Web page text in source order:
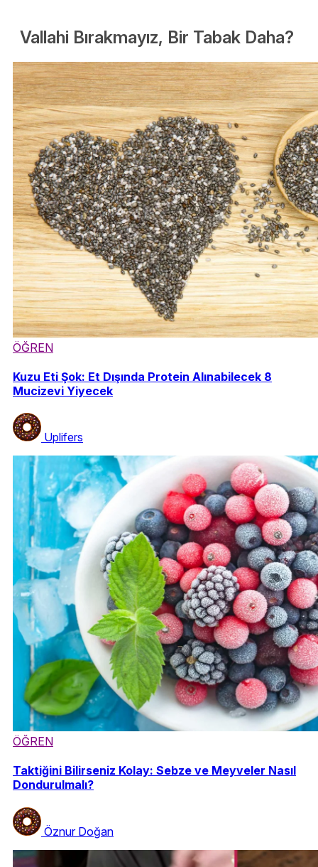
Vallahi Bırakmayız, Bir Tabak Daha?
ÖĞREN
Kuzu Eti Şok: Et Dışında Protein Alınabilecek 8
Mucizevi Yiyecek
Uplifers
ÖĞREN
Taktiğini Bilirseniz Kolay: Sebze ve Meyveler Nasıl
Dondurulmalı?
Öznur Doğan